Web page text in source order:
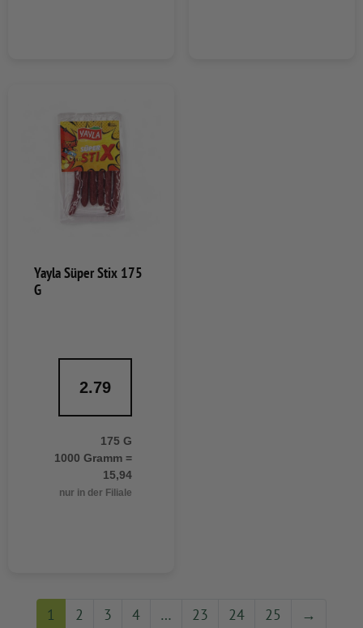
Yayla Süper Stix 175
G
2.79
175 G
1000 Gramm =
15,94
nur in der Filiale
1 2 3 4 … 23 24 25 →